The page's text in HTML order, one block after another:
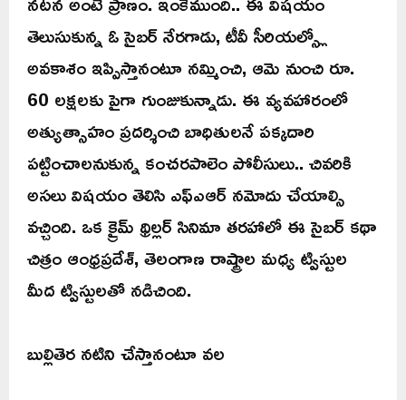
తెలుసుకున్న ఓ సైబర్ నేరగాడు, టీవీ సీరియల్స్లో
అవకాశం ఇప్పిస్తానంటూ నమ్మించి, ఆమె నుంచి రూ.
60 లక్షలకు పైగా గుంజుకున్నాడు. ఈ వ్యవహారంలో
అత్యుత్సాహం ప్రదర్శించి బాధితులనే పక్కదారి
పట్టించాలనుకున్న కంచరపాలెం పోలీసులు.. చివరికి
అసలు విషయం తెలిసి ఎఫ్ఎఆర్ నమోదు చేయాల్సి
వచ్చింది. ఒక క్రైమ్ థ్రిల్లర్ సినిమా తరహాలో ఈ సైబర్ కథా
చిత్రం ఆంధ్రప్రదేశ్, తెలంగాణ రాష్ట్రాల మధ్య ట్విస్టుల
మీద ట్విస్టులతో నడిచింది.
బుల్లితెర నటిని చేస్తానంటూ వల